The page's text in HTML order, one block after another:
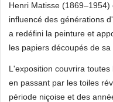
Henri Matisse
influencé des générations
a redéfini la peinture et
les papiers découpés de
L'exposition couvrira
en passant par les toiles
période niçoise et des